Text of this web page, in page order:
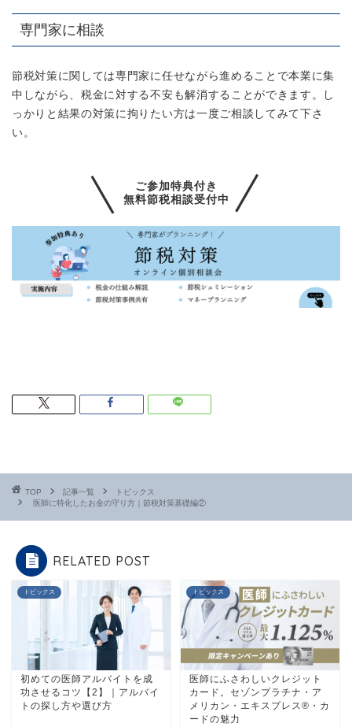
専門家に相談
節税対策に関しては専門家に任せながら進めることで本業に集
中しながら、税金に対する不安も解消することができます。し
っかりと結果の対策に拘りたい方は一度ご相談してみて下さ
い。
ご参加特典付き
無料節税相談受付中
TOP 記事一覧
トピックス
医師に特化したお金の守り方｜節税対策基礎編②
RELATED POST
トピックス
初めての医師アルバイトを成
功させるコツ【2】｜アルバイ
トの探し方や選び方
トピックス
医師にふさわしいクレジット
カード。セゾンプラチナ・ア
メリカン・エキスプレス®・カ
ードの魅力